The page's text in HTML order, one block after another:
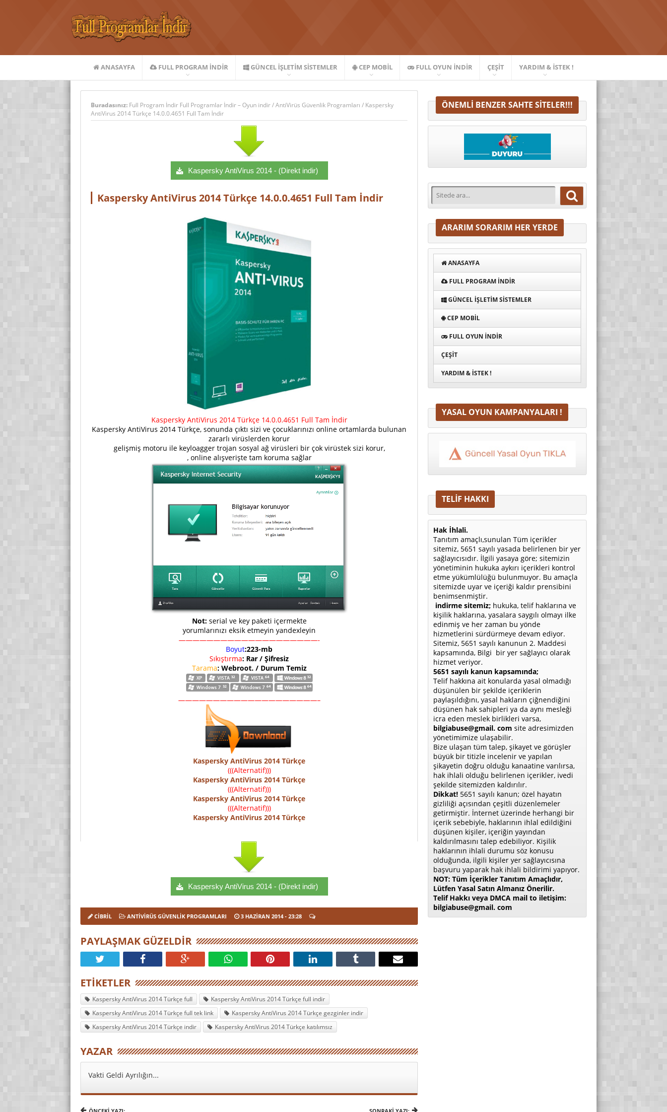
ANASAYFA FULL PROGRAM INDIR GÜNCEL İŞLETIM SISTEMLER CEP MOBIL FULL OYUN İNDIR ÇEŞIT YARDIM & İSTEK !
Buradasınız: Full Program İndir Full Programlar İndir – Oyun indir/AntiVirüs Güvenlik Programları / Kaspersky
AntiVirus 2014 Türkçe 14.0.0.4651 Full Tam İndir
Kaspersky AntiVirus 2014 - (Direkt indir)
Kaspersky AntiVirus 2014 Türkçe 14.0.0.4651 Full Tam İndir
Kaspersky AntiVirus 2014 Türkçe 14.0.0.4651 Full Tam İndir
Kaspersky AntiVirus 2014 Türkçe, sonunda çıktı sizi ve çocuklarınızı online ortamlarda bulunan
zararlı virüslerden korur
gelişmiş motoru ile keyloagger trojan sosyal ağ virüsleri bir çok virüstek sizi korur,
, online alışverişte tam koruma sağlar
Not:serial ve key paketi içermekte
yorumlarınızı eksik etmeyin yandexleyin
————————————————————-
Boyut:223-mb
Sıkıştırma: Rar / Şifresiz
Tarama: Webroot. / Durum Temiz
————————————————————–
Kaspersky AntiVirus 2014 Türkçe
(((Alternatif)))
Kaspersky AntiVirus 2014 Türkçe
(((Alternatif)))
Kaspersky AntiVirus 2014 Türkçe
(((Alternatif)))
Kaspersky AntiVirus 2014 Türkçe
Kaspersky AntiVirus 2014 - (Direkt indir)
CIBRIL ANTIVIRÜS GÜVENLIK PROGRAMLARI 3 HAZIRAN 2014- 23:28
PAYLAŞMAK GÜZELDIR
ETIKETLER
Kaspersky AntiVirus 2014 Türkçe full
Kaspersky AntiVirus 2014 Türkçe full indir
Kaspersky AntiVirus 2014 Türkçe full tek link
Kaspersky AntiVirus 2014 Türkçe gezginler indir
Kaspersky AntiVirus 2014 Türkçe indir
Kaspersky AntiVirus 2014 Türkçe katılımsız
YAZAR
Vakti Geldi Ayrılığın...
ÖNEMLI BENZER SAHTE SITELER!!!
ARARIM SORARIM HER YERDE
ANASAYFA
FULL PROGRAM INDIR
GÜNCEL İŞLETIM SISTEMLER
CEP MOBIL
FULL OYUN İNDIR
ÇEŞIT
YARDIM & İSTEK !
YASAL OYUN KAMPANYALARI !
TELİF HAKKI
Hak İhlali.
Tanıtım amaçlı,sunulan Tüm içerikler
sitemiz, 5651 sayılı yasada belirlenen bir yer
sağlayıcısıdır. İlgili yasaya göre; sitemizin
yönetiminin hukuka aykırı içerikleri kontrol
etme yükümlülüğü bulunmuyor. Bu amaçla
sitemizde uyar ve içeriği kaldır prensibini
benimsenmiştir.
indirme sitemiz; hukuka, telif haklarına ve
kişilik haklarına, yasalara saygılı olmayı ilke
edinmiş ve her zaman bu yönde
hizmetlerini sürdürmeye devam ediyor.
Sitemiz, 5651 sayılı kanunun 2. Maddesi
kapsamında, Bilgi bir yer sağlayıcı olarak
hizmet veriyor.
5651 sayılı kanun kapsamında;
Telif hakkına ait konularda yasal olmadığı
düşünülen bir şekilde içeriklerin
paylaşıldığını, yasal hakların çiğnendiğini
düşünen hak sahipleri ya da aynı mesleği
icra eden meslek birlikleri varsa,
bilgiabuse@gmail. com site adresimizden
yönetimimize ulaşabilir.
Bize ulaşan tüm talep, şikayet ve görüşler
büyük bir titizle incelenir ve yapılan
şikayetin doğru olduğu kanaatine varılırsa,
hak ihlali olduğu belirlenen içerikler, ivedi
şekilde sitemizden kaldırılır.
Dikkat! 5651 sayılı kanun; özel hayatın
gizliliği açısından çeşitli düzenlemeler
getirmiştir. İnternet üzerinde herhangi bir
içerik sebebiyle, haklarının ihlal edildiğini
düşünen kişiler, içeriğin yayından
kaldırılmasını talep edebiliyor. Kişilik
haklarının ihlali durumu söz konusu
olduğunda, ilgili kişiler yer sağlayıcısına
başvuru yaparak hak ihlali bildirimi yapıyor.
NOT: Tüm İçerikler Tanıtım Amaçlıdır,
Lütfen Yasal Satın Almanız Önerilir.
Telif Hakkı veya DMCA mail to iletişim:
bilgiabuse@gmail. com